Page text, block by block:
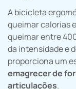
A bicicleta
queimar calorias
queimar entre
da intensidade e
proporciona um
emagrecer de
articulações.